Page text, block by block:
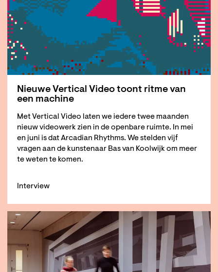
Nieuwe Vertical Video toont ritme van
een machine
Met Vertical Video laten we iedere twee maanden
nieuw videowerk zien in de openbare ruimte. In mei
en juni is dat Arcadian Rhythms. We stelden vijf
vragen aan de kunstenaar Bas van Koolwijk om meer
te weten te komen.
Interview